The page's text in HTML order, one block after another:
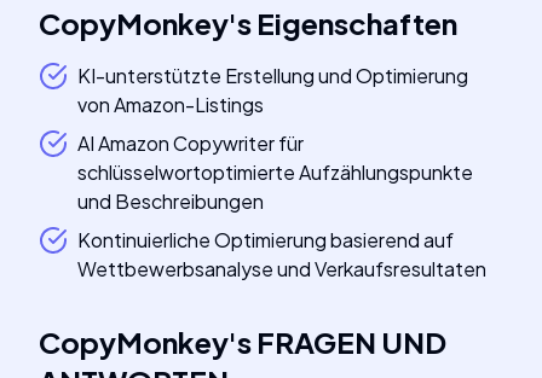
CopyMonkey's Eigenschaften
KI-unterstützte Erstellung und Optimierung
von Amazon-Listings
AI Amazon Copywriter für
schlüsselwortoptimierte Aufzählungspunkte
und Beschreibungen
Kontinuierliche Optimierung basierend auf
Wettbewerbsanalyse und Verkaufsresultaten
CopyMonkey's FRAGEN UND